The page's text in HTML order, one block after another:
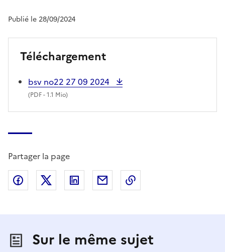
Publié le 28/09/2024
Téléchargement
bsv no22 27 09 2024
(PDF- 1.1 Mio)
Partager la page
Partager sur Facebook
Partager sur X (anciennement Twitter)
Partager sur LinkedIn
Partager par email
Sur le même sujet